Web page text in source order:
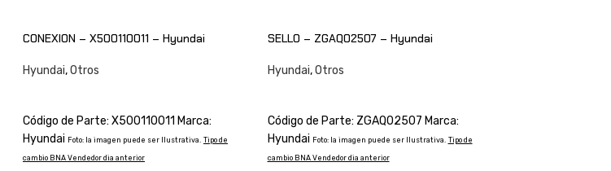
CONEXION – X500110011 – Hyundai
Hyundai,Otros
Código de Parte: X500110011 Marca:
Hyundai Foto: la imagen puede ser Ilustrativa. Tipo de
cambio BNA Vendedor dia anterior
SELLO – ZGAQ02507 – Hyundai
Hyundai, Otros
Código de Parte: ZGAQ02507 Marca:
Hyundai Foto: la imagen puede ser Ilustrativa. Tipo de
cambio BNA Vendedor dia anterior